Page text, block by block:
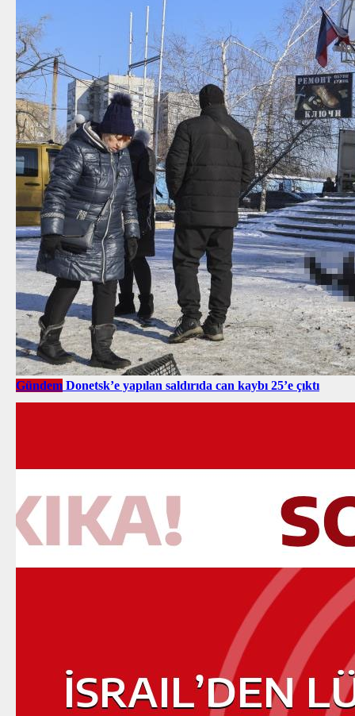
Gündem Donetsk’e yapılan saldırıda can kaybı 25’e çıktı